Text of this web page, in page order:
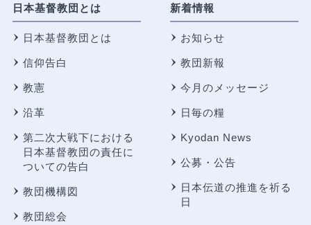
日本基督教団とは
日本基督教団とは
信仰告白
教憲
沿革
第二次大戦下における
日本基督教団の責任に
ついての告白
教団機構図
教団総会
新着情報
お知らせ
教団新報
今月のメッセージ
日毎の糧
Kyodan News
公募・公告
日本伝道の推進を祈る
日